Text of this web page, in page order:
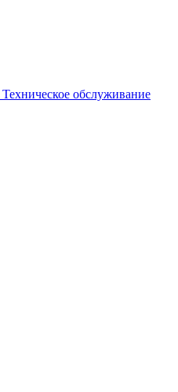
Техническое обслуживание